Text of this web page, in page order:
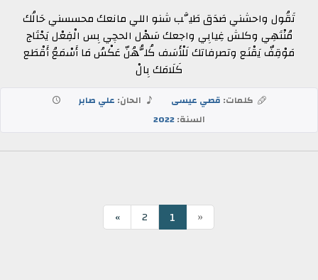
تَقُول واحشني صَدَق طَيَّب شنو اللي مانعك محسسني حَالُك
مُنْتَهِي وكلش غِيابِي واجعك سَهْل الحچي بِس الْفِعْل يَحْتَاج
مَوْقِفٌ يَقْنَع وتصرفاتك لَلْأَسَف كُلُّهُنّ عَكْسُ مَا أَسْمَعُ أَقْطَع
كَلَامَك بِالْ
كلمات: قصي عيسى الحان: علي صابر
السنة:2022
«
1
2
»